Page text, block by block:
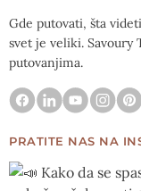
Gde putovati, šta
svet je veliki. Savoury
putovanjima.
PRATITE NAS NA